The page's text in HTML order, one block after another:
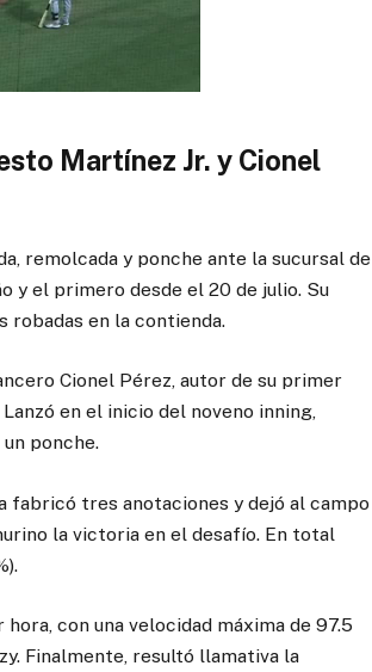
Martínez Jr. y Cionel
remolcada y ponche ante la sucursal de
y el primero desde el 20 de julio. Su
robadas en la contienda.
Cionel Pérez, autor de su primer
en el inicio del noveno inning,
ponche.
fabricó tres anotaciones y dejó al campo
la victoria en el desafío. En total
con una velocidad máxima de 97.5
Finalmente, resultó llamativa la